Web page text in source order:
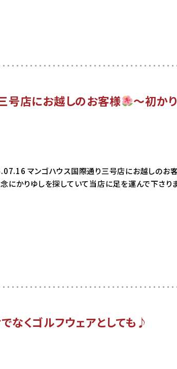
号店にお越しのお客様 ～初か
マンゴハウス国際通り三号店にお越しのお
かりゆしを探していて当店に足を運んで下さり
くゴルフウェアとしても♪